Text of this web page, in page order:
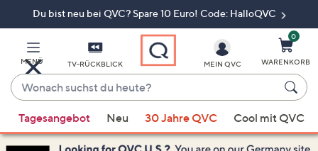
Du bist neu bei QVC? Spare 10 Euro! Code: HalloQVC
MENÜ TV-RÜCKBLICK
Wonach
suchst
du
heute?
Vorschläge
verfügbar
MEIN QVC
0
WARENKORB
Tagesangebot Neu 30 Jahre QVC Cool mit QVC